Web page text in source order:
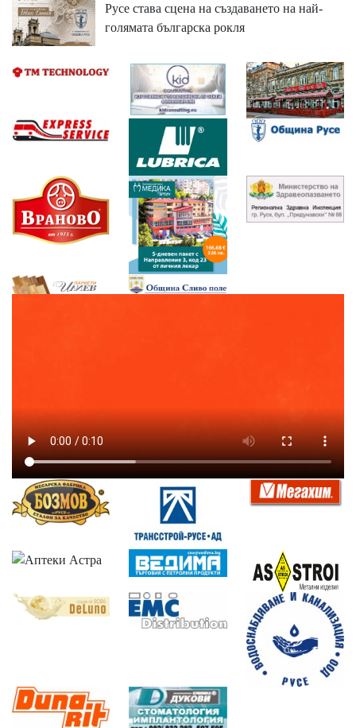
Русе става сцена на създаването на най-
голямата българска рокля